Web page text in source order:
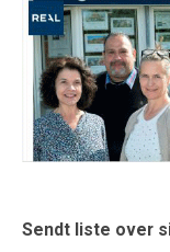
Sendt liste over